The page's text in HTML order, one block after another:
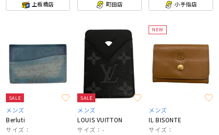
上板橋店
町田店
小手指店
SALE
メンズ
Berluti
サイズ：
SALE
メンズ
LOUIS VUITTON
サイズ：-
NEW
メンズ
IL BISONTE
サイズ：